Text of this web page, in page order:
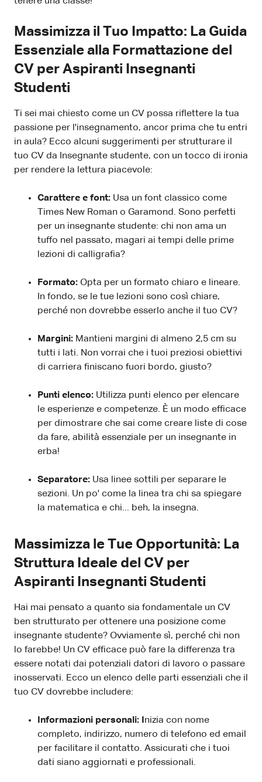
Massimizza il Tuo Impatto: La Guida
Essenziale alla Formattazione del
CV per Aspiranti Insegnanti
Studenti
Ti sei mai chiesto come un CV possa riflettere la tua
passione per l'insegnamento, ancor prima che tu entri
in aula? Ecco alcuni suggerimenti per strutturare il
tuo CV da Insegnante studente, con un tocco di ironia
per rendere la lettura piacevole:
Carattere e font: Usa un font classico come
Times New Roman o Garamond. Sono perfetti
per un insegnante studente: chi non ama un
tuffo nel passato, magari ai tempi delle prime
lezioni di calligrafia?
Formato: Opta per un formato chiaro e lineare.
In fondo, se le tue lezioni sono così chiare,
perché non dovrebbe esserlo anche il tuo CV?
Margini: Mantieni margini di almeno 2,5 cm su
tutti i lati. Non vorrai che i tuoi preziosi obiettivi
di carriera finiscano fuori bordo, giusto?
Punti elenco: Utilizza punti elenco per elencare
le esperienze e competenze. È un modo efficace
per dimostrare che sai come creare liste di cose
da fare, abilità essenziale per un insegnante in
erba!
Separatore: Usa linee sottili per separare le
sezioni. Un po' come la linea tra chi sa spiegare
la matematica e chi... beh, la insegna.
Massimizza le Tue Opportunità: La
Struttura Ideale del CV per
Aspiranti Insegnanti Studenti
Hai mai pensato a quanto sia fondamentale un CV
ben strutturato per ottenere una posizione come
insegnante studente? Ovviamente sì, perché chi non
lo farebbe! Un CV efficace può fare la differenza tra
essere notati dai potenziali datori di lavoro o passare
inosservati. Ecco un elenco delle parti essenziali che il
tuo CV dovrebbe includere:
Informazioni personali: I nizia con nome
completo, indirizzo, numero di telefono ed email
per facilitare il contatto. Assicurati che i tuoi
dati siano aggiornati e professionali.